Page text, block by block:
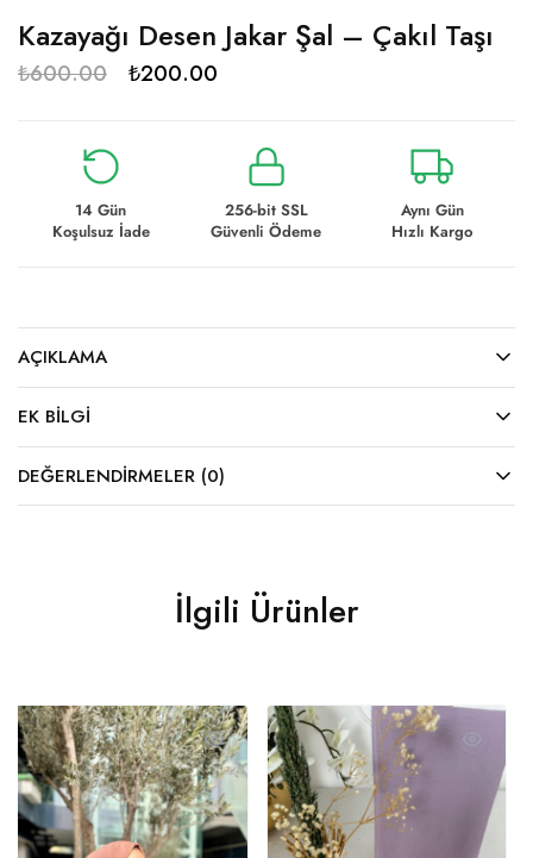
Kazayağı Desen Jakar Şal – Çakıl Taşı
₺600.00 ₺200.00
14 Gün
Koşulsuz İade
256-bit SSL
Güvenli Ödeme
Aynı Gün
Hızlı Kargo
AÇIKLAMA
EK BILGI
DEĞERLENDIRMELER (0)
İlgili Ürünler